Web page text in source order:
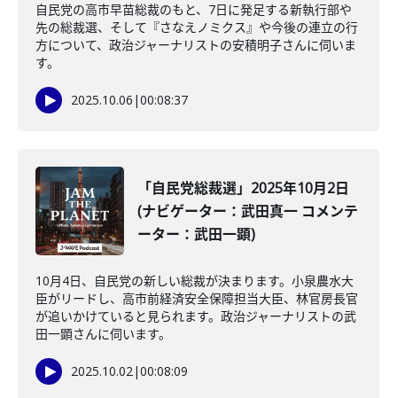
自民党の高市早苗総裁のもと、7日に発足する新執行部や
先の総裁選、そして『さなえノミクス』や今後の連立の行
方について、政治ジャーナリストの安積明子さんに伺いま
す。
2025.10.06 |00:08:37
「自民党総裁選」2025年10月2日
(ナビゲーター：武田真一 コメンテ
ーター：武田一顕)
10月4日、自民党の新しい総裁が決まります。小泉農水大
臣がリードし、高市前経済安全保障担当大臣、林官房長官
が追いかけていると見られます。政治ジャーナリストの武
田一顕さんに伺います。
2025.10.02|00:08:09